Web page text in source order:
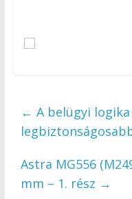
← A belügyi
Astra MG556
mm – 1. rész →